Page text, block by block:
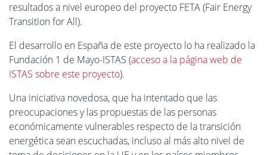
resultados a nivel europeo del proyecto FETA (Fair Energy
Transition for All).
El desarrollo en España de este proyecto lo ha realizado la
Fundación 1 de Mayo-ISTAS (acceso a la página web de
ISTAS sobre este proyecto).
Una iniciativa novedosa, que ha intentado que las
preocupaciones y las propuestas de las personas
económicamente vulnerables respecto de la transición
energética sean escuchadas, incluso al más alto nivel de